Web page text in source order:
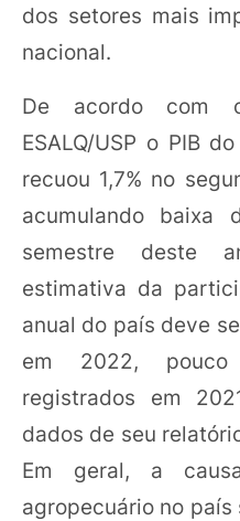
dos setores mais
nacional.
De acordo com
ESALQ/USP o PIB
recuou 1,7% no
acumulando baixa
semestre deste
estimativa da
anual do país deve
em 2022,
registrados em
dados de seu
Em geral, a
agropecuário no